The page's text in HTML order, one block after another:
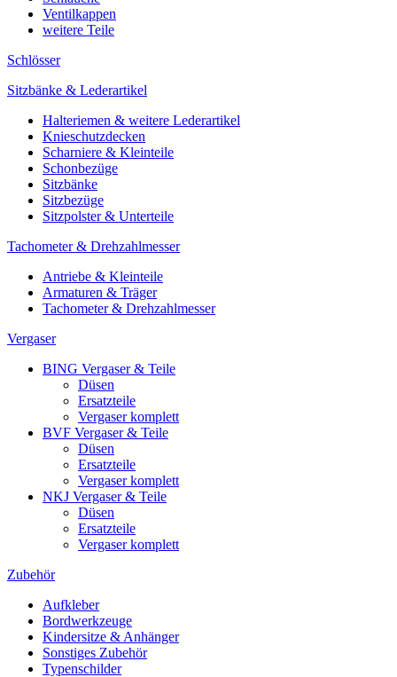
Ventilkappen
weitere Teile
Schlösser
Sitzbänke & Lederartikel
Halteriemen & weitere Lederartikel
Knieschutzdecken
Scharniere & Kleinteile
Schonbezüge
Sitzbänke
Sitzbezüge
Sitzpolster & Unterteile
Tachometer & Drehzahlmesser
Antriebe & Kleinteile
Armaturen & Träger
Tachometer & Drehzahlmesser
Vergaser
BING Vergaser & Teile
Düsen
Ersatzteile
Vergaser komplett
BVF Vergaser & Teile
Düsen
Ersatzteile
Vergaser komplett
NKJ Vergaser & Teile
Düsen
Ersatzteile
Vergaser komplett
Zubehör
Aufkleber
Bordwerkzeuge
Kindersitze & Anhänger
Sonstiges Zubehör
Typenschilder